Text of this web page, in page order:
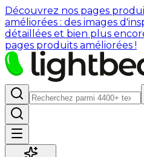
Découvrez nos pages
améliorées : des images
détaillées et bien plus
pages produits améliorées !